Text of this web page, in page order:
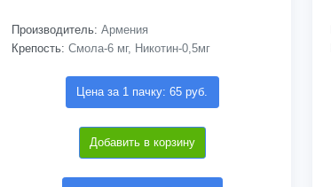
Производитель: Армения
Крепость: Смола-6 мг, Никотин-0,5мг
Цена за 1 пачку: 65 руб.
Добавить в корзину